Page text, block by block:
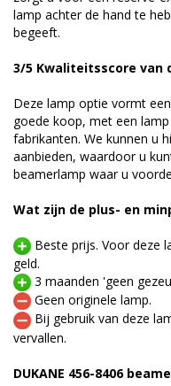
lamp achter de hand te
begeeft.
3/5 Kwaliteitsscore van
Deze lamp optie vormt
goede koop, met een
fabrikanten. We kunnen u
aanbieden, waardoor u
beamerlamp waar u
Wat zijn de plus- en
Beste prijs. Voor deze
geld.
3 maanden 'geen
Geen originele lamp.
Bij gebruik van deze
vervallen.
DUKANE 456-8406